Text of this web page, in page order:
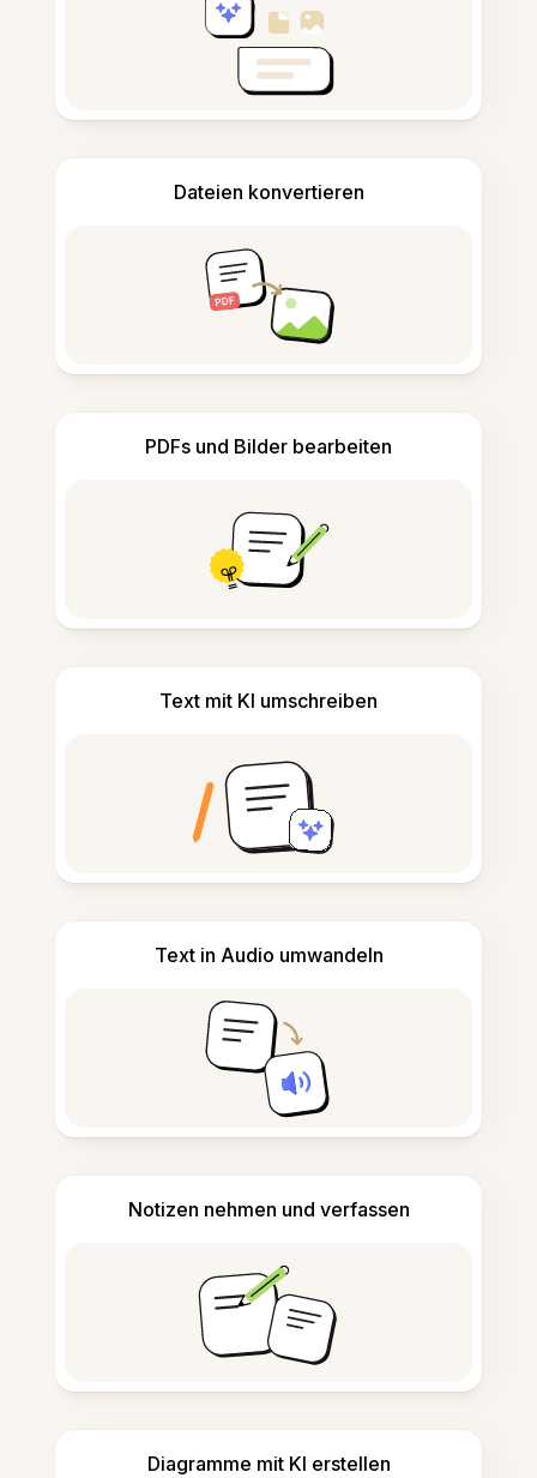
Dateien konvertieren
PDFs und Bilder bearbeiten
Text mit KI umschreiben
Text in Audio umwandeln
Notizen nehmen und verfassen
Diagramme mit KI erstellen